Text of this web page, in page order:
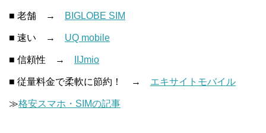
■ 老舗 → BIGLOBE SIM
■ 速い → UQ mobile
■ 信頼性 → IIJmio
■ 従量料金で柔軟に節約！ → エキサイトモバイル
≫格安スマホ・SIMの記事